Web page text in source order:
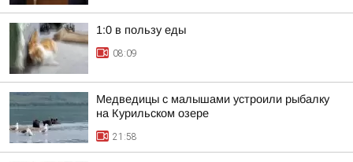
1:0 в пользу еды
08:09
Медведицы с малышами устроили рыбалку
на Курильском озере
21:58